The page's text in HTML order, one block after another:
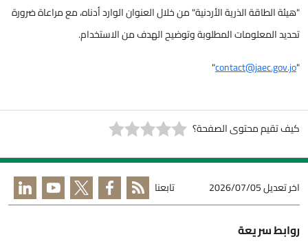
"هيئة الطاقة الذرية الأردنية" من خلال العنوان الوارد أدناه، مع مراعاة ضرورة
تحديد المعلومات المطلوبة وتوضيح الهدف من الاستخدام.
"
contact@jaec.gov.jo
"
كيف تقيم محتوى الصفحة؟
اخر تعديل2026/07/05 تابعنا
روابط سريعة